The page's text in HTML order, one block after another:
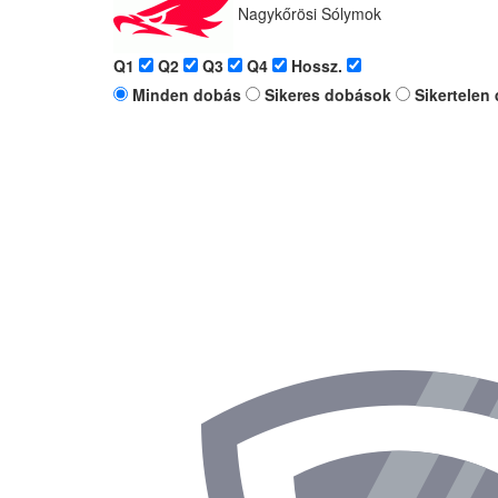
Nagykőrösi Sólymok
Q1 Q2 Q3 Q4
Hossz.
Minden dobás
Sikeres dobások Sikertelen